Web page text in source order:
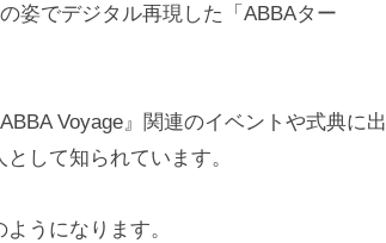
姿でデジタル再現した「ABBAター
Voyage』関連のイベントや式典に出
して知られています。
うになります。